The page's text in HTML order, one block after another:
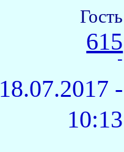
Гость
615
-
18.07.2017 -
10:13